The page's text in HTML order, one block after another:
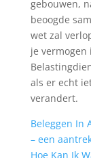
gebouwen,
beoogde
wet zal
je vermogen
als er echt
verandert.
Beleggen In
– een
Hoe Kan Ik